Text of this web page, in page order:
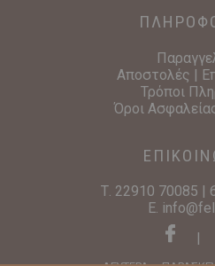
Αποστολές |
Τρόποι
Όροι
Τ. 22910 70085 |
E.
|